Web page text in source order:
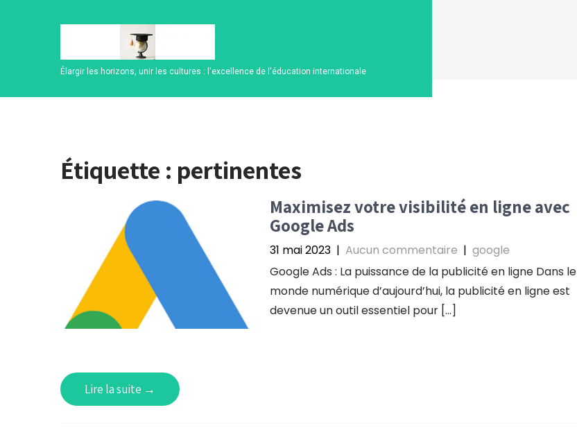
Élargir les horizons, unir les cultures : l'excellence de l'éducation internationale
Étiquette : pertinentes
Maximisez votre visibilité en ligne avec
Google Ads
31 mai 2023 | Aucun commentaire | google
Google Ads : La puissance de la publicité en ligne Dans le
monde numérique d’aujourd’hui, la publicité en ligne est
devenue un outil essentiel pour […]
Lire la suite →